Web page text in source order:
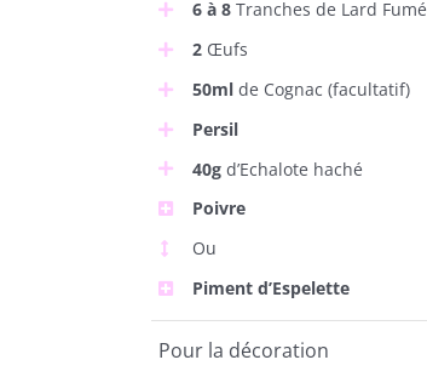
6 à 8Tranches de Lard Fumé
2Œufs
50mlde Cognac (facultatif)
Persil
40gd’Echalote haché
Poivre
Ou
Piment d’Espelette
Pour la décoration